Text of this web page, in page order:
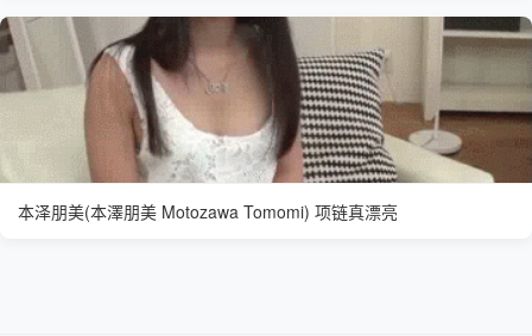
本泽朋美(本澤朋美 Motozawa Tomomi) 项链真漂亮